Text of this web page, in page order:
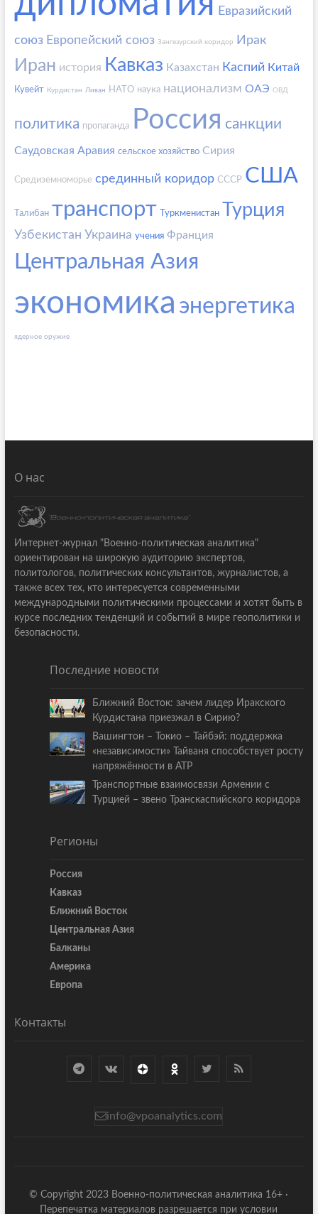
Евразийский
союз Европейский союз Зангезурский коридор Ирак
Иран история Кавказ Казахстан Каспий Китай
Кувейт Курдистан Ливан НАТО наука национализм ОАЭ ОВД
политика пропаганда Россия санкции
Саудовская Аравия сельское хозяйство Сирия
Средиземноморье срединный коридор СССР США
Талибан транспорт Туркменистан Турция
Узбекистан Украина учения Франция
Центральная Азия
экономика энергетика
ядерное оружие
О нас
Интернет-журнал "Военно-политическая аналитика"
ориентирован на широкую аудиторию экспертов,
политологов, политических консультантов, журналистов, а
также всех тех, кто интересуется современными
международными политическими процессами и хотят быть в
курсе последних тенденций и событий в мире геополитики и
безопасности.
Последние новости
Ближний Восток: зачем лидер Иракского
Курдистана приезжал в Сирию?
Вашингтон – Токио – Тайбэй: поддержка
«независимости» Тайваня способствует росту
напряжённости в АТР
Транспортные взаимосвязи Армении с
Турцией – звено Транскаспийского коридора
Регионы
Россия
Кавказ
Ближний Восток
Центральная Азия
Балканы
Америка
Европа
Контакты
info@vpoanalytics.com
© Copyright 2023 Военно-политическая аналитика 16+ ·
Перепечатка материалов разрешается при условии